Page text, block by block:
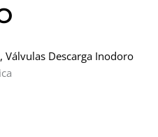
, Válvulas Descarga Inodoro